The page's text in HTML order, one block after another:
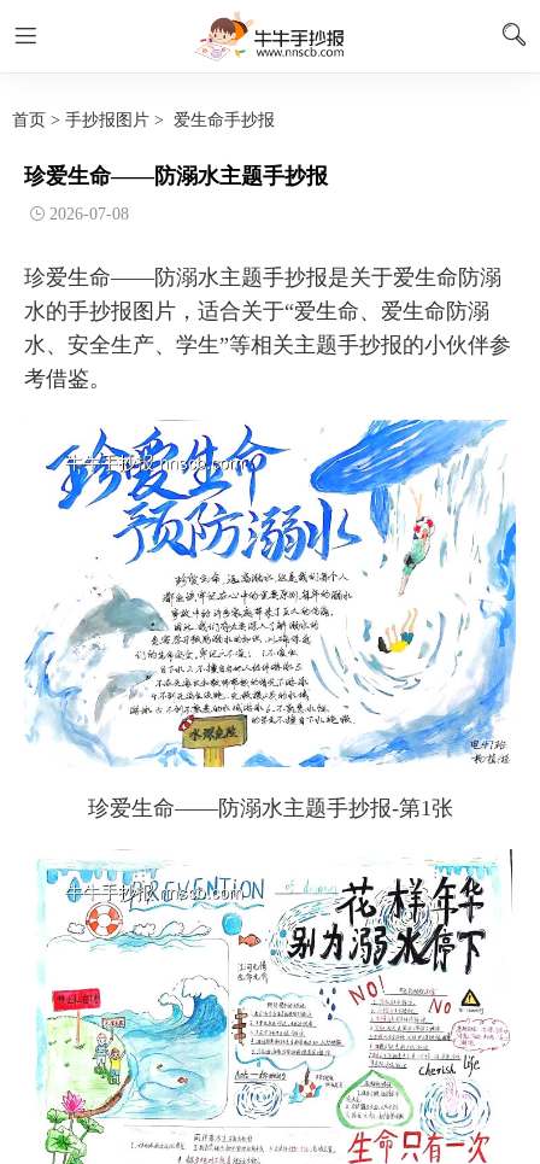
首页 > 手抄报图片 > 爱生命手抄报
珍爱生命——防溺水主题手抄报
2026-07-08
珍爱生命——防溺水主题手抄报是关于爱生命防溺
水的手抄报图片，适合关于“爱生命、爱生命防溺
水、安全生产、学生”等相关主题手抄报的小伙伴参
考借鉴。
珍爱生命——防溺水主题手抄报-第1张